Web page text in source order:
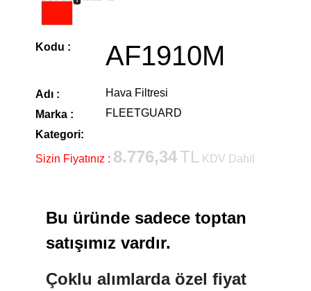
Kodu : AF1910M
Adı :
Hava Filtresi
Marka :
FLEETGUARD
Kategori:
Sizin Fiyatınız : 8.776,34TL KDV Dahil
Bu üründe sadece toptan
satışımız vardır.
Çoklu alımlarda özel fiyat